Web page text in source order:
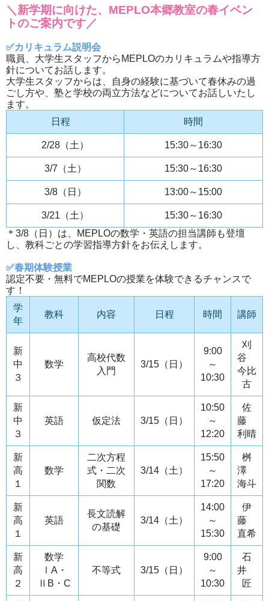
＼新学期に向けた、MEPLO本郷教室の春イベン
トのご案内です／
✅カリキュラム説明会
職員、大学生スタッフからMEPLOのカリキュラムや指導方
針についてお話します。
大学生スタッフからは、自身の経験に基づいて春休みの過
ごし方や、塾と学校の両立方法などについてお話しいたし
ます。
日程
時間
2/28（土） 15:30～16:30
3/7（土） 15:30～16:30
3/8（日） 13:00～15:00
3/21（土）
15:30～16:30
＊3/8（日）は、MEPLOの数学・英語の担当講師も登壇
し、教科ごとの学習指導方針をお伝えします。
✅春期体験授業
認定不要・無料でMEPLOの授業を体験できるチャンスで
す！
学
年
教科 内容 日程 時間 講師
新
中
３
数学
高校代数
入門
3/15（日）
9:00
～
10:30
刈
谷
今比
古
新
中
３
英語 仮定法 3/15（日）
10:50
～
12:20
佐
藤
利晴
新
高
１
数学
二次方程
式・二次
関数
3/14（土）
15:50
～
17:20
桝
澤
海斗
新
高
１
英語
長文読解
の基礎
3/14（土）
14:00
～
15:30
伊
藤
直希
新
高
２
数学
ⅠA・
ⅡB・C
不等式 3/15（日）
9:00
～
10:30
石
井
匠